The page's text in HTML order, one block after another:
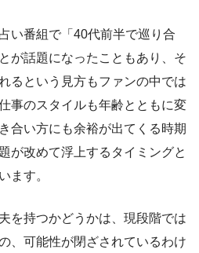
い番組で「40代前半で巡り合
が話題になったこともあり、そ
るという見方もファンの中では
事のスタイルも年齢とともに変
合い方にも余裕が出てくる時期
が改めて浮上するタイミングと
ます。
を持つかどうかは、現段階では
、可能性が閉ざされているわけ